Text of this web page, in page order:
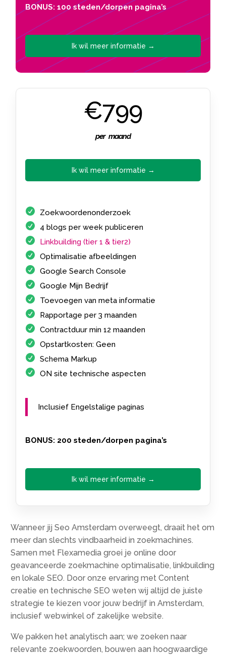
BONUS: 100 steden/dorpen pagina’s
Ik wil meer informatie →
€799
per maand
Ik wil meer informatie →
Zoekwoordenonderzoek
4 blogs per week publiceren
Linkbuilding (tier 1 & tier2)
Optimalisatie afbeeldingen
Google Search Console
Google Mijn Bedrijf
Toevoegen van meta informatie
Rapportage per 3 maanden
Contractduur min 12 maanden
Opstartkosten: Geen
Schema Markup
ON site technische aspecten
Inclusief Engelstalige paginas
BONUS: 200 steden/dorpen pagina’s
Ik wil meer informatie →
Wanneer jij Seo Amsterdam overweegt, draait het om
meer dan slechts vindbaarheid in zoekmachines.
Samen met Flexamedia groei je online door
geavanceerde zoekmachine optimalisatie, linkbuilding
en lokale SEO. Door onze ervaring met Content
creatie en technische SEO weten wij altijd de juiste
strategie te kiezen voor jouw bedrijf in Amsterdam,
inclusief webwinkel of zakelijke website.
We pakken het analytisch aan; we zoeken naar
relevante zoekwoorden, bouwen aan hoogwaardige